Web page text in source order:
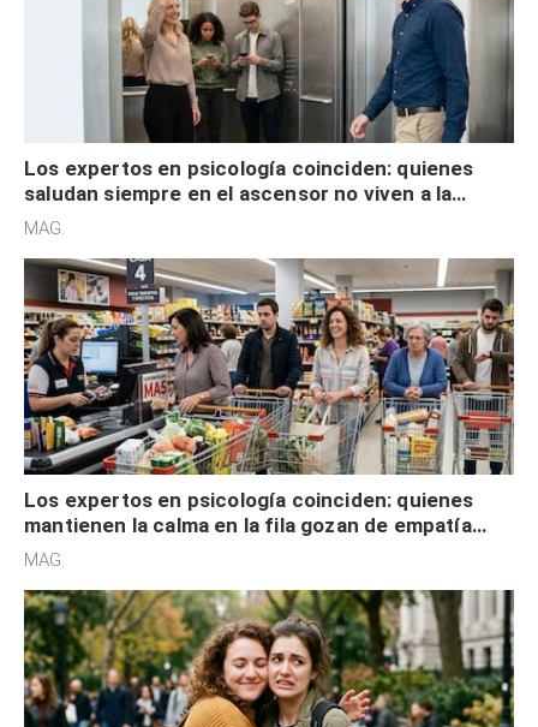
Los expertos en psicología coinciden: quienes
saludan siempre en el ascensor no viven a la
defensiva y tienen apertura social
MAG.
Los expertos en psicología coinciden: quienes
mantienen la calma en la fila gozan de empatía
cognitiva, gratitud y no solo tienen autocontrol
MAG.